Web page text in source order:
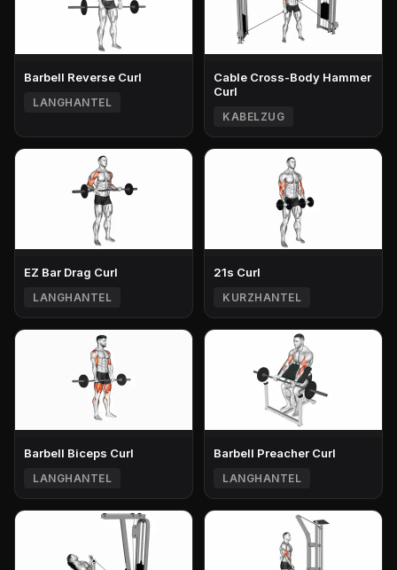
Barbell Reverse Curl
LANGHANTEL
Cable Cross-Body Hammer
Curl
KABELZUG
EZ Bar Drag Curl
LANGHANTEL
21s Curl
KURZHANTEL
Barbell Biceps Curl
LANGHANTEL
Barbell Preacher Curl
LANGHANTEL